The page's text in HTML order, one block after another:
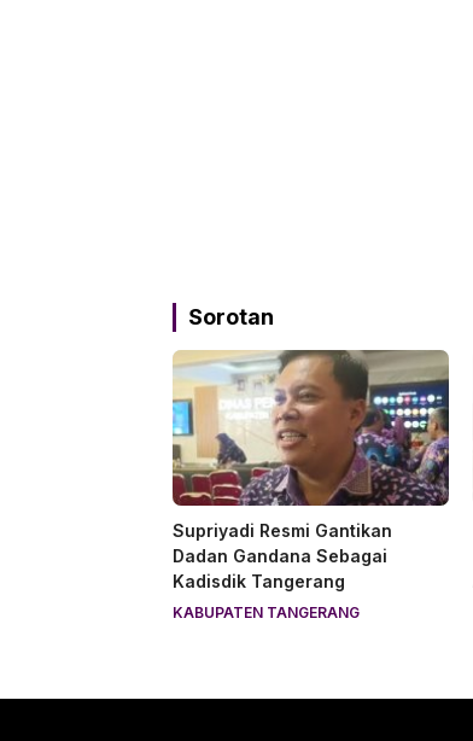
Sorotan
Supriyadi Resmi Gantikan
Dadan Gandana Sebagai
Kadisdik Tangerang
KABUPATEN TANGERANG